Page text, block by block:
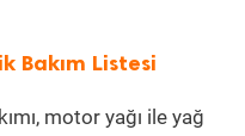
Bakım Listesi
motor yağı ile yağ